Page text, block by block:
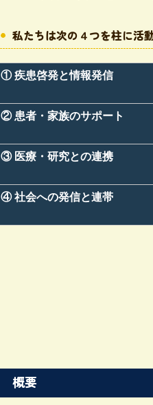
私たちは次の４つを柱に活
① 疾患啓発と情報発信
② 患者・家族のサポート
③ 医療・研究との連携
④ 社会への発信と連帯
概要